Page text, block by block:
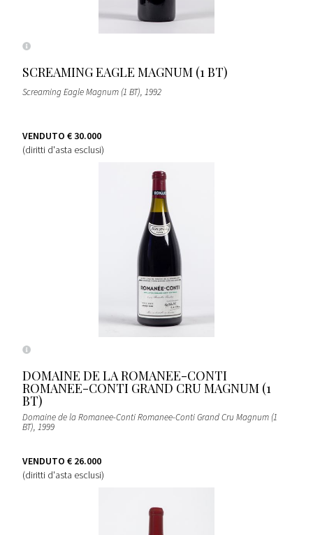
SCREAMING EAGLE MAGNUM (1 BT)
Screaming Eagle Magnum (1 BT), 1992
VENDUTO € 30.000
(diritti d'asta esclusi)
DOMAINE DE LA ROMANEE-CONTI
ROMANEE-CONTI GRAND CRU MAGNUM (1
BT)
Domaine de la Romanee-Conti Romanee-Conti Grand Cru Magnum (1
BT), 1999
VENDUTO € 26.000
(diritti d'asta esclusi)